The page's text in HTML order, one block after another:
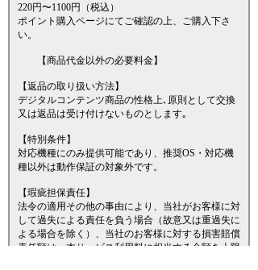
220円〜1100円（税込）
ポイント購入ページにてご確認の上、ご購入下さ
い。
【商品代金以外の必要料金】
【返品の取り扱い方法】
デジタルコンテンツ商品の性格上､原則として交換
又は返品は受け付けないものとします｡
【特別条件】
対応機種にのみ提供可能であり、推奨OS・対応機
種以外は動作保証の対象外です。
【瑕疵担保責任】
法令の適用その他の事由により、当社がお客様に対
して過失による責任を負う場合（故意又は重過失に
よる場合を除く）、当社のお客様に対する損害賠償
責任額は、本サービス利用料に相当する金額を上限